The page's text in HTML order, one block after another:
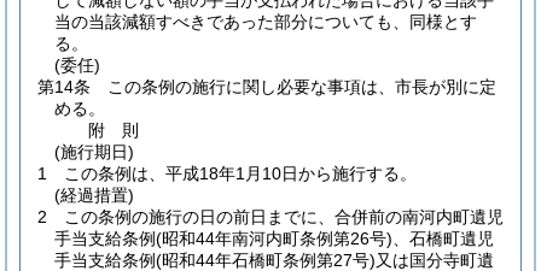
当の当該減額すべきであった部分についても、同様とす
る。
(委任)
第14条
この条例の施行に関し必要な事項は、市長が別に定
める。
附 則
(施行期日)
1
この条例は、平成18年1月10日から施行する。
(経過措置)
2
この条例の施行の日の前日までに、合併前の南河内町遺児
手当支給条例(昭和44年南河内町条例第26号) 、石橋町遺児
手当支給条例(昭和44年石橋町条例第27号)又は国分寺町遺